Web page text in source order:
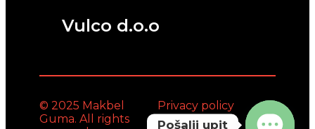
Vulco d.o.o
© 2025 Makbel
Guma. All rights
Privacy policy
Pošalji upit